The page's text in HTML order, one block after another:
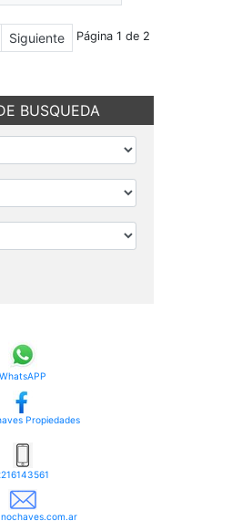
Siguiente Página 1 de 2
BUSQUEDA
WhatsAPP
Propiedades